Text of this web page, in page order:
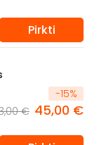
Pirkti
-15%
€ 45,00 €